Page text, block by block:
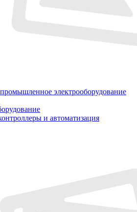
электрооборудование
и автоматизация